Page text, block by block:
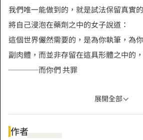
我們唯一能做到的，就是試法保留真實
將自己浸泡在藥劑之中的女子說道：
這個世界儼然需要的，是為你執筆，為
副肉體，而並非存留在這具形體之中
────而你們 共罪
無形之形系列第二部：無朽色華 連載開
「今天的你活著還好嗎？」
展開全部
作者